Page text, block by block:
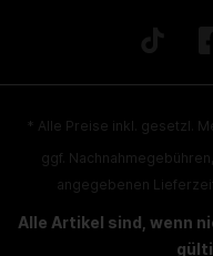
* Alle Preise inkl. gesetzl.
ggf.
angegebenen
Alle Artikel sind, wenn